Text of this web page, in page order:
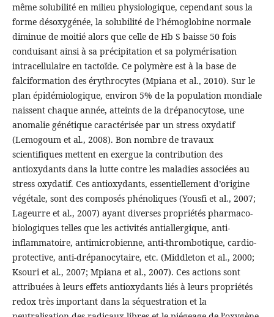
même solubilité en milieu physiologique, cependant sous la
forme désoxygénée, la solubilité de l’hémoglobine normale
diminue de moitié alors que celle de Hb S baisse 50 fois
conduisant ainsi à sa précipitation et sa polymérisation
intracellulaire en tactoïde. Ce polymère est à la base de
falciformation des érythrocytes (Mpiana et al., 2010). Sur le
plan épidémiologique, environ 5% de la population mondiale
naissent chaque année, atteints de la drépanocytose, une
anomalie génétique caractérisée par un stress oxydatif
(Lemogoum et al., 2008). Bon nombre de travaux
scientifiques mettent en exergue la contribution des
antioxydants dans la lutte contre les maladies associées au
stress oxydatif. Ces antioxydants, essentiellement d’origine
végétale, sont des composés phénoliques (Yousfi et al., 2007;
Lageurre et al., 2007) ayant diverses propriétés pharmaco-
biologiques telles que les activités antiallergique, anti-
inflammatoire, antimicrobienne, anti-thrombotique, cardio-
protective, anti-drépanocytaire, etc. (Middleton et al., 2000;
Ksouri et al., 2007; Mpiana et al., 2007). Ces actions sont
attribuées à leurs effets antioxydants liés à leurs propriétés
redox très important dans la séquestration et la